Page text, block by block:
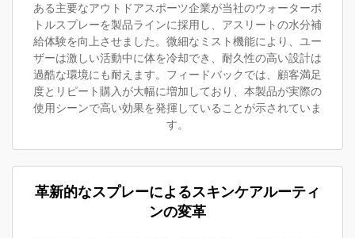
ある主要なアウトドアスポーツ企業が当社のウォーターボ
トルスプレーを製品ラインに採用し、アスリートの水分補
給体験を向上させました。微細なミスト機能により、ユー
ザーは激しい活動中に体を冷却でき、耐久性の高い設計は
過酷な環境にも耐えます。フィードバックでは、顧客満足
度とリピート購入が大幅に増加しており、本製品が実際の
使用シーンで高い効果を発揮していることが示されていま
す。
革新的なスプレーによるスキンケアルーティ
ンの変革